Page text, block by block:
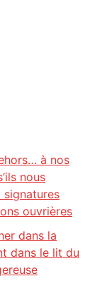
à nos
nous
signatures
ouvrières
dans la
dans le lit du